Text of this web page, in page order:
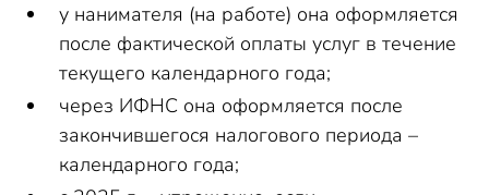
у нанимателя (на работе) она оформляется
после фактической оплаты услуг в течение
текущего календарного года;
через ИФНС она оформляется после
закончившегося налогового периода –
календарного года;